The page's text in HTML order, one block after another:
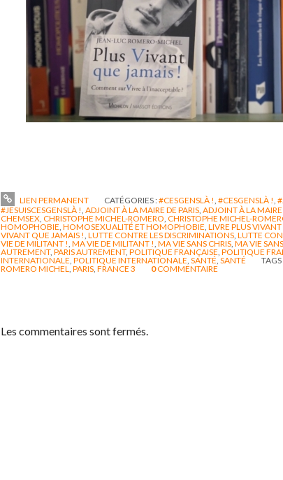
LIEN PERMANENT CATÉGORIES :#CESGENSLÀ ! #CESGENSLÀ !
#JESUISCESGENSLÀ !, ADJOINT À LA MAIRE DE PARIS, ADJOINT À LA MAIRE
CHEMSEX, CHRISTOPHE MICHEL-ROMERO, CHRISTOPHE MICHEL-
HOMOPHOBIE, HOMOSEXUALITÉ ET HOMOPHOBIE, LIVRE PLUS
VIVANT QUE JAMAIS !, LUTTE CONTRE LES DISCRIMINATIONS, LUTTE
VIE DE MILITANT !, MA VIE DE MILITANT !, MA VIE SANS CHRIS, MA VIE
AUTREMENT, PARIS AUTREMENT, POLITIQUE FRANÇAISE, POLITIQUE
INTERNATIONALE, POLITIQUE INTERNATIONALE, SANTÉ, SANTÉ TAGS
ROMERO MICHEL, PARIS, FRANCE 3 0COMMENTAIRE
Les commentaires sont fermés.